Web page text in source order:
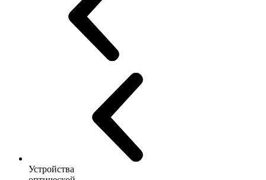
Устройства